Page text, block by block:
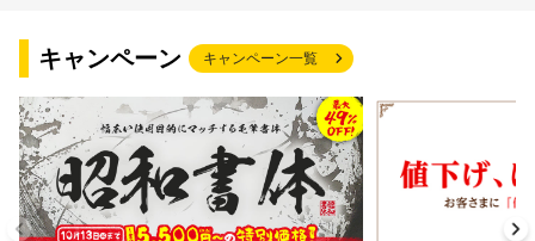
キャンペーン キャンペーン一覧